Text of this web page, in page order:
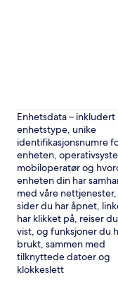
Enhetsdata – inkludert
enhetstype, unike
identifikasjonsnumre
enheten,
mobiloperatør og
enheten din har
med våre nettjenester,
sider du har åpnet,
har klikket på, reiser
vist, og funksjoner du
brukt, sammen med
tilknyttede datoer og
klokkeslett